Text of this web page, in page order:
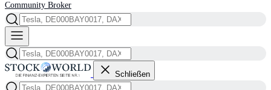
Community Broker
Schließen